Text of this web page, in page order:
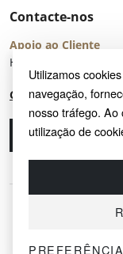
Utilizamos
navegação,
nosso tráfego.
utilização de
Contacte-nos
Apoio ao Cliente
Horário de
Centro de Ajuda
Ligue-nos
© 2026 SAYRUG OÜ ·